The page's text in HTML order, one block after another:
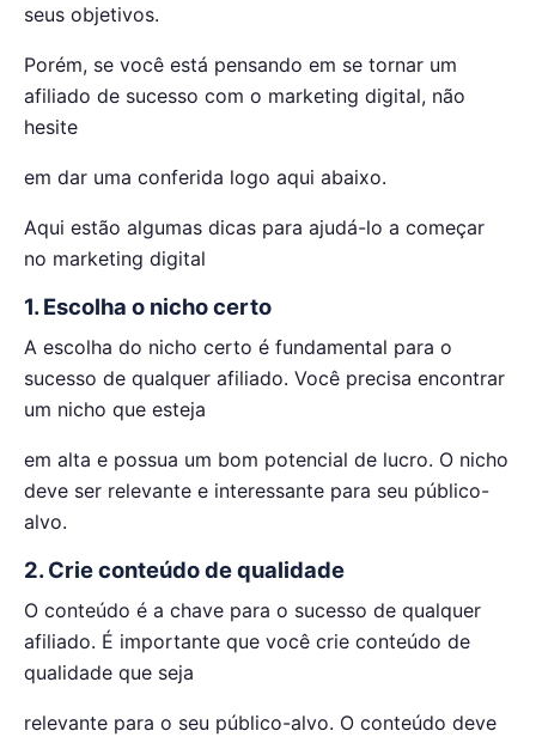
seus objetivos.
Porém, se você está pensando em se tornar um
afiliado de sucesso com o marketing digital, não
hesite
em dar uma conferida logo aqui abaixo.
Aqui estão algumas dicas para ajudá-lo a começar
no marketing digital
1. Escolha o nicho certo
A escolha do nicho certo é fundamental para o
sucesso de qualquer afiliado. Você precisa encontrar
um nicho que esteja
em alta e possua um bom potencial de lucro. O nicho
deve ser relevante e interessante para seu público-
alvo.
2. Crie conteúdo de qualidade
O conteúdo é a chave para o sucesso de qualquer
afiliado. É importante que você crie conteúdo de
qualidade que seja
relevante para o seu público-alvo. O conteúdo deve